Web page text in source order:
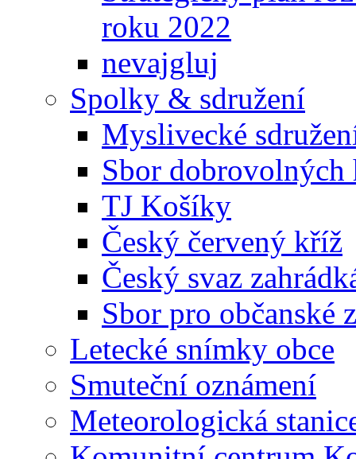
roku 2022
nevajgluj
Spolky & sdružení
Myslivecké
Sbor dobrovolných
TJ Košíky
Český červený kříž
Český svaz
Sbor pro občanské
Letecké snímky obce
Smuteční oznámení
Meteorologická